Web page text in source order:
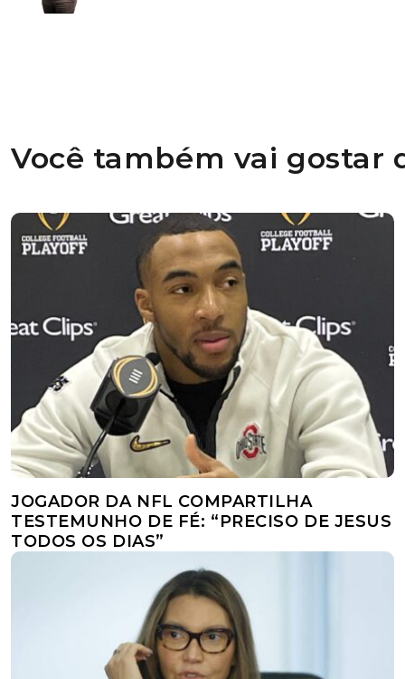
Você também vai gostar
JOGADOR DA NFL COMPARTILHA
TESTEMUNHO DE FÉ: “PRECISO DE JESUS
TODOS OS DIAS”